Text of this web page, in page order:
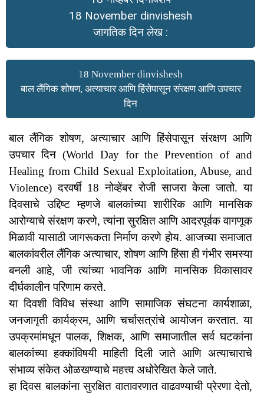
18 November dinvishesh
जागतिक दिन लेख :
18 November dinvishesh
बाल लैंगिक शोषण, अत्याचार आणि हिंसेपासून संरक्षण आणि उपचार
दिन
बाल लैंगिक शोषण, अत्याचार आणि हिंसेपासून संरक्षण आणि
उपचार दिन (World Day for the Prevention of and
Healing from Child Sexual Exploitation, Abuse, and
Violence) दरवर्षी 18 नोव्हेंबर रोजी साजरा केला जातो. या
दिवसाचे उद्दिष्ट म्हणजे बालकांच्या शारीरिक आणि मानसिक
आरोग्याचे संरक्षण करणे, त्यांना सुरक्षित आणि आदरपूर्वक वागणूक
मिळावी यासाठी जागरूकता निर्माण करणे होय. आजच्या समाजात
बालकांवरील लैंगिक अत्याचार, शोषण आणि हिंसा ही गंभीर समस्या
बनली आहे, जी त्यांच्या भावनिक आणि मानसिक विकासावर
दीर्घकालीन परिणाम करते.
या दिवशी विविध संस्था आणि सामाजिक संघटना कार्यशाळा,
जनजागृती कार्यक्रम, आणि चर्चासत्रांचे आयोजन करतात. या
उपक्रमांमधून पालक, शिक्षक, आणि समाजातील सर्व घटकांना
बालकांच्या हक्कांविषयी माहिती दिली जाते आणि अत्याचाराचे
संभाव्य संकेत ओळखण्याचे महत्त्व अधोरेखित केले जाते.
हा दिवस बालकांना सुरक्षित वातावरणात वाढवण्याची प्रेरणा देतो,